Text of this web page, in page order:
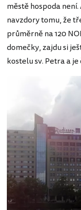
městě hospoda
navzdory tomu, že
průměrně na 120
domečky, zajdu si
kostelu sv. Petra a